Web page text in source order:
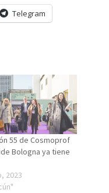
Telegram
55 de Cosmoprof
Bologna ya tiene
2023